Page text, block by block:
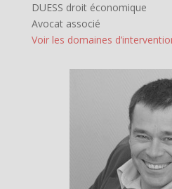
DUESS droit économique
Avocat associé
Voir les domaines